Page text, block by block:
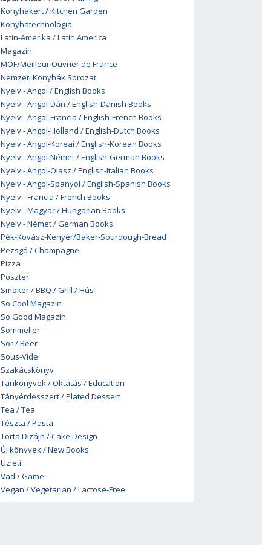
Konyhakert / Kitchen Garden
Konyhatechnológia
Latin-Amerika / Latin America
Magazin
MOF/Meilleur Ouvrier de France
Nemzeti Konyhák Sorozat
Nyelv - Angol / English Books
Nyelv - Angol-Dán / English-Danish Books
Nyelv - Angol-Francia / English-French Books
Nyelv - Angol-Holland / English-Dutch Books
Nyelv - Angol-Koreai / English-Korean Books
Nyelv - Angol-Német / English-German Books
Nyelv - Angol-Olasz / English-Italian Books
Nyelv - Angol-Spanyol / English-Spanish Books
Nyelv - Francia / French Books
Nyelv - Magyar / Hungarian Books
Nyelv - Német / German Books
Pék-Kovász-Kenyér/Baker-Sourdough-Bread
Pezsgő / Champagne
Pizza
Poszter
Smoker / BBQ / Grill / Hús
So Cool Magazin
So Good Magazin
Sommelier
Sör / Beer
Sous-Vide
Szakácskönyv
Tankönyvek / Oktatás / Education
Tányérdesszert / Plated Dessert
Tea / Tea
Tészta / Pasta
Torta Dizájn / Cake Design
Új könyvek / New Books
Üzleti
Vad / Game
Vegan / Vegetarian / Lactose-Free